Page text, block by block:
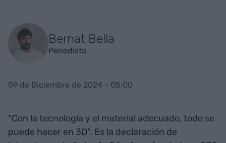
Bernat Bella
Periodista
09 de Diciembre de 2024 - 05:00
"Con la tecnología y el material adecuado, todo se
puede hacer en 3D". Es la declaración de